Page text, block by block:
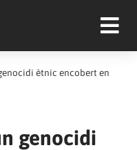
ètnic encobert en
genocidi